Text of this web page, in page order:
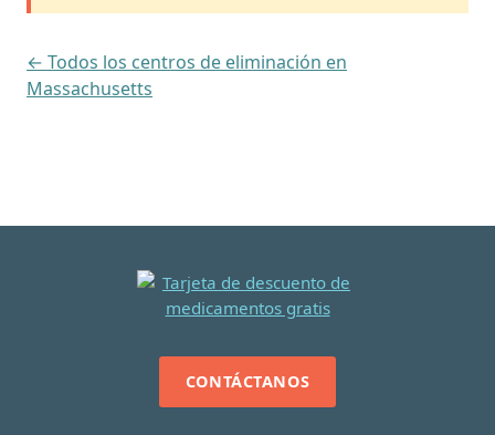
← Todos los centros de eliminación en
Massachusetts
CONTÁCTANOS